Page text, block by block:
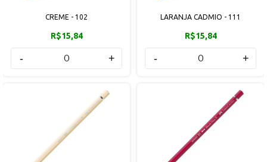
CREME - 102
R$15,84
- +
LARANJA CADMIO - 111
R$15,84
- +